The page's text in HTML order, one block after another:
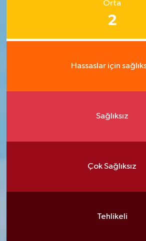
Orta
2
Hassaslar için
Sağlıksız
Çok Sağlıksız
Tehlikeli